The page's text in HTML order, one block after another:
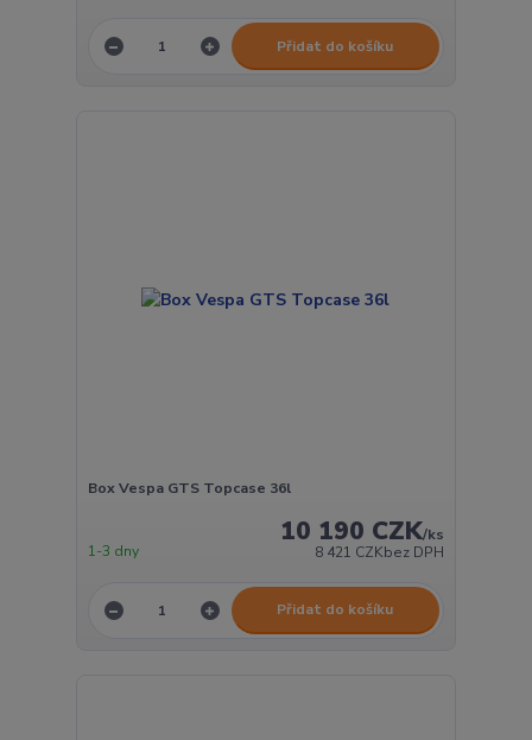
Přidat do košíku
Box Vespa GTS Topcase 36l
10 190 CZK/ks
8 421 CZKbez DPH
1-3 dny
Přidat do košíku